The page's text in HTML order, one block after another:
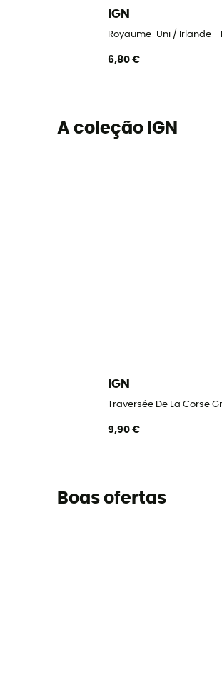
IGN
Royaume-Uni / Irlande
6,80 €
A coleção IGN
IGN
Traversée De La Corse
9,90 €
Boas ofertas